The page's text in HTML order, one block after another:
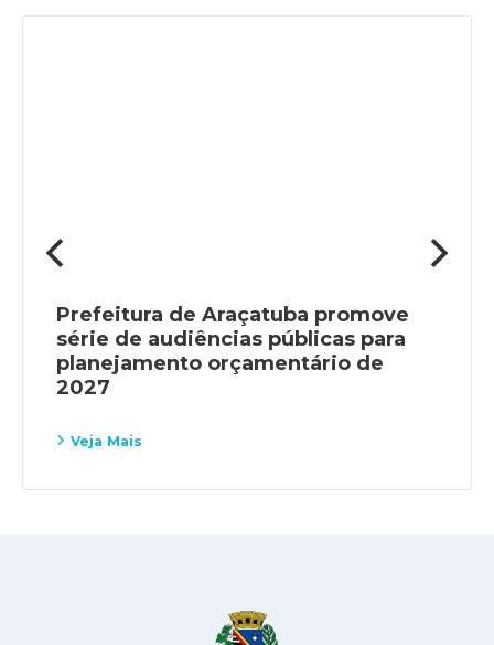
Prefeitura de Araçatuba promove
série de audiências públicas para
planejamento orçamentário de
2027
Veja Mais